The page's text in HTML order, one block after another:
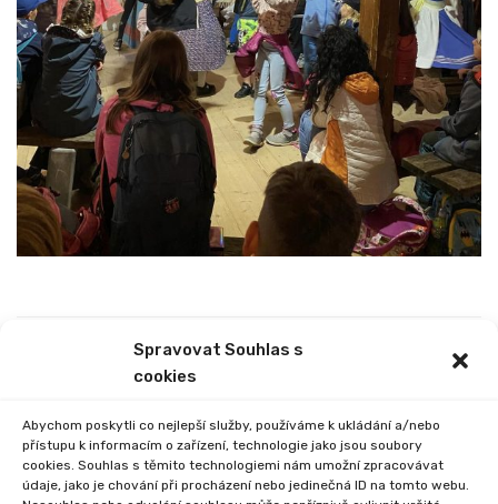
Spravovat Souhlas s
cookies
Abychom poskytli co nejlepší služby, používáme k ukládání a/nebo
přístupu k informacím o zařízení, technologie jako jsou soubory
cookies. Souhlas s těmito technologiemi nám umožní zpracovávat
údaje, jako je chování při procházení nebo jedinečná ID na tomto webu.
VSTUP NA PRVNÍ STUPEŇ